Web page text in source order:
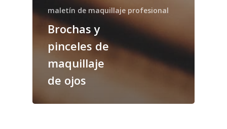
maletín de maquillaje profesional
Brochas y
pinceles de
maquillaje
de ojos